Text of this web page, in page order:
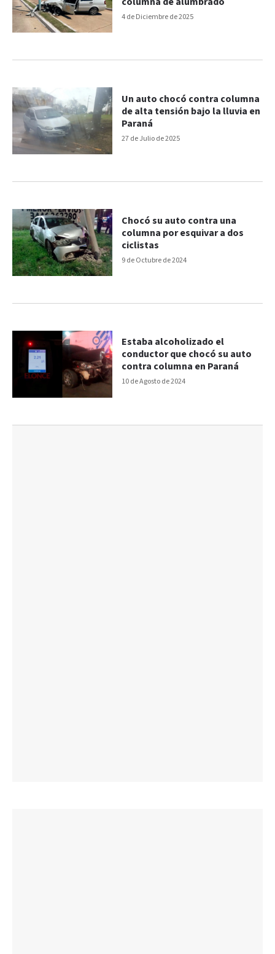
4 de Diciembre de 2025
27 de Julio de 2025
Un auto chocó contra columna
de alta tensión bajo la lluvia en
Paraná
9 de Octubre de 2024
Chocó su auto contra una
columna por esquivar a dos
ciclistas
10 de Agosto de 2024
Estaba alcoholizado el
conductor que chocó su auto
contra columna en Paraná